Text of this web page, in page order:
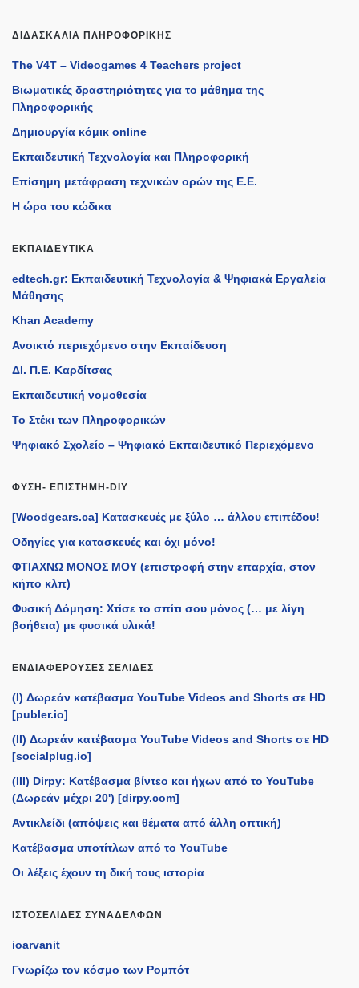
ΔΙΔΑΣΚΑΛΊΑ ΠΛΗΡΟΦΟΡΙΚΉΣ
The V4T – Videogames 4 Teachers project
Βιωματικές δραστηριότητες για το μάθημα της
Πληροφορικής
Δημιουργία κόμικ online
Εκπαιδευτική Τεχνολογία και Πληροφορική
Επίσημη μετάφραση τεχνικών ορών της Ε.Ε.
Η ώρα του κώδικα
ΕΚΠΑΙΔΕΥΤΙΚΆ
edtech.gr: Εκπαιδευτική Τεχνολογία & Ψηφιακά Εργαλεία
Μάθησης
Khan Academy
Ανοικτό περιεχόμενο στην Εκπαίδευση
ΔΙ. Π.Ε. Καρδίτσας
Εκπαιδευτική νομοθεσία
Το Στέκι των Πληροφορικών
Ψηφιακό Σχολείο – Ψηφιακό Εκπαιδευτικό Περιεχόμενο
ΦΎΣΗ- ΕΠΙΣΤΉΜΗ-DIY
[Woodgears.ca] Κατασκευές με ξύλο … άλλου επιπέδου!
Οδηγίες για κατασκευές και όχι μόνο!
ΦΤΙΑΧΝΩ ΜΟΝΟΣ ΜΟΥ (επιστροφή στην επαρχία, στον
κήπο κλπ)
Φυσική Δόμηση: Χτίσε το σπίτι σου μόνος (… με λίγη
βοήθεια) με φυσικά υλικά!
ΕΝΔΙΑΦΈΡΟΥΣΕΣ ΣΕΛΊΔΕΣ
(I) Δωρεάν κατέβασμα YouTube Videos and Shorts σε HD
[publer.io]
(II) Δωρεάν κατέβασμα YouTube Videos and Shorts σε HD
[socialplug.io]
(III) Dirpy: Κατέβασμα βίντεο και ήχων από το YouTube
(Δωρεάν μέχρι 20') [dirpy.com]
Αντικλείδι (απόψεις και θέματα από άλλη οπτική)
Κατέβασμα υποτίτλων από το YouTube
Οι λέξεις έχουν τη δική τους ιστορία
ΙΣΤΟΣΕΛΊΔΕΣ ΣΥΝΑΔΈΛΦΩΝ
ioarvanit
Γνωρίζω τον κόσμο των Ρομπότ